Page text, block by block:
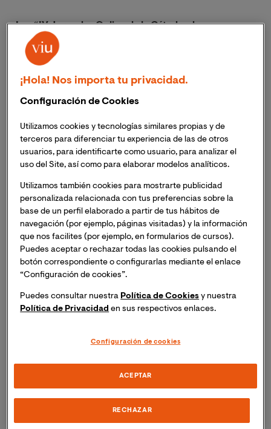
Las “IV Jornadas Online de la Cátedra de
Humanización de la Asistencia Sanitaria” son un acto
declarado de interés sanitario por la Conselleria de
Sanitat de la Comunidad Valenciana.
Durante elprimer día, y tras el acto de
personalidades del ámbito sanitario,
sociosanitario y académico, las jornadas se
iniciarán con una ponencia inaugural titulada
Cuidados Intensivos”.
Le seguirá la entrega de la 3ª edición de los
Premios que convoca la Cátedra de Humanización
de la Asistencia Sanitaria de VIU, Fundación ASISA
y Proyecto HUCI, en las categorías mejor
Publicación Científica, mejor Trabajo Fin de Título
y mejor Tesis Doctoral. Tras la mención, los
galardonados expondrán sus trabajos.
se expondrán propuestas o acciones de
humanización que actualmente están en marcha
sociosanitarios. Tras ellas, se abrirá un debate en
el que los ponentes participantes comentarán los
¡Hola! Nos importa tu privacidad.
Configuración de Cookies
Utilizamos cookies y tecnologías similares propias y de
terceros para diferenciar tu experiencia de las de otros
usuarios, para identificarte como usuario, para analizar el
uso del Site, así como para elaborar modelos analíticos.
Utilizamos también cookies para mostrarte publicidad
personalizada relacionada con tus preferencias sobre la
base de un perfil elaborado a partir de tus hábitos de
navegación (por ejemplo, páginas visitadas) y la información
que nos facilites (por ejemplo, en formularios de cursos).
Puedes aceptar o rechazar todas las cookies pulsando el
botón correspondiente o configurarlas mediante el enlace
“Configuración de cookies”.
Puedes consultar nuestra Política de Cookies y nuestra
Política de Privacidad en sus respectivos enlaces.
Configuración de cookies
RECHAZAR
ACEPTAR